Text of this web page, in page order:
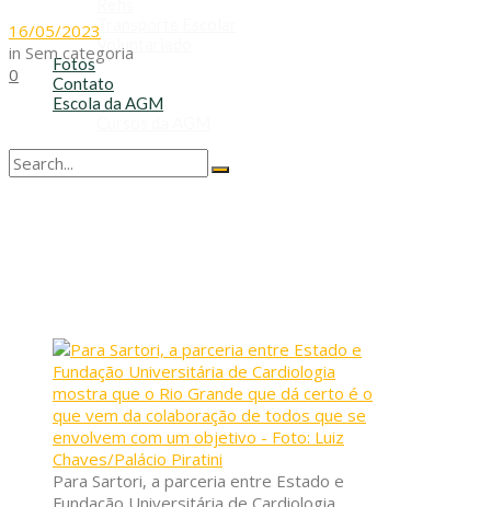
Transporte Escolar
Voluntariado
Fotos
Contato
Escola da AGM
16/05/2023
in Sem categoria
0
Para Sartori, a parceria entre Estado e